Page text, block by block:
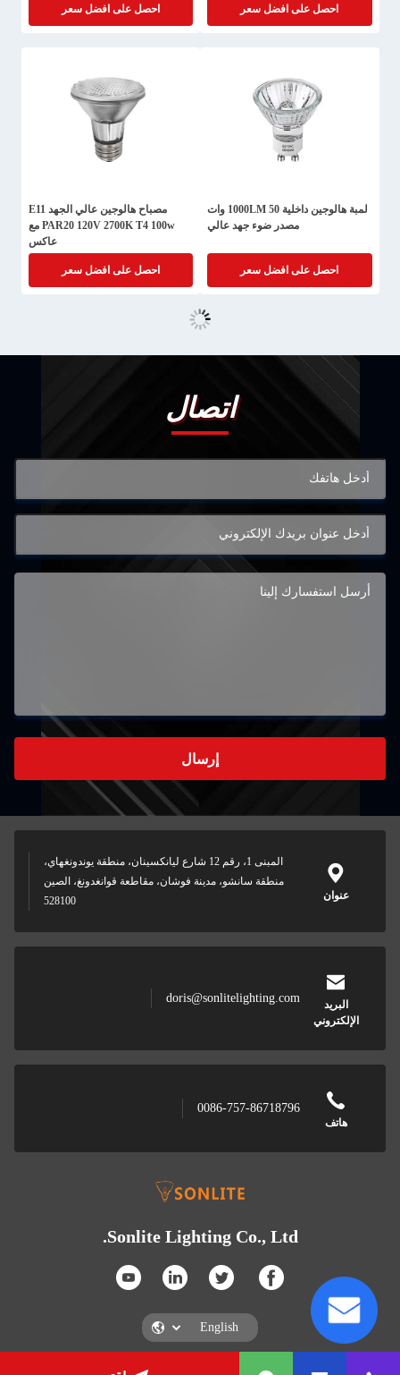
احصل على افضل سعر احصل على افضل سعر
لمبة هالوجين داخلية 1000LM 50 وات
مصدر ضوء جهد عالي
احصل على افضل سعر
مصباح هالوجين عالي الجهد E11
PAR20 120V 2700K T4 100w مع
عاكس
احصل على افضل سعر
اتصال
إرسال
عنوان
المبنى 1، رقم 12 شارع ليانكسينان، منطقة يوندونغهاي،
منطقة سانشو، مدينة فوشان، مقاطعة قوانغدونغ، الصين
528100
البريد
الإلكتروني
doris@sonlitelighting.com
هاتف
0086-757-86718796
Sonlite Lighting Co., Ltd.